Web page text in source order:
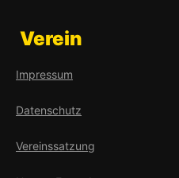
Verein
Impressum
Datenschutz
Vereinssatzung